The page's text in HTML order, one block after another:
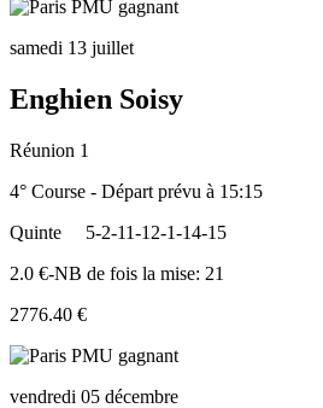
samedi 13 juillet
Enghien Soisy
Réunion 1
4° Course - Départ prévu à 15:15
Quinte
5-2-11-12-1-14-15
2.0 €-NB de fois la mise: 21
2776.40 €
vendredi 05 décembre